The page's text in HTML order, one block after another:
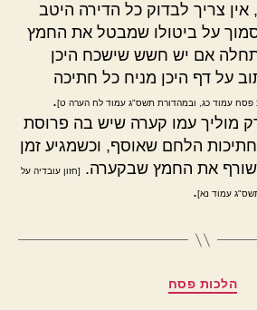
צריך לבדוק כל הדירה היטב
על ביטולו שמבטל את החמץ
אם יש חשש שישכח היכן
על דף היכן מניח כל חתיכה
פסח עמוד כג, ובמהדורת תשס"ג עמוד לח הערה ט].
מוליך עמו קערה שיש בה פרוסת
הלחם שאוסף, וכשמגיע זמן
את החמץ שבקערה.
[חזון עובדיה על
עמוד נא].
קטגוריות
הלכות פסח